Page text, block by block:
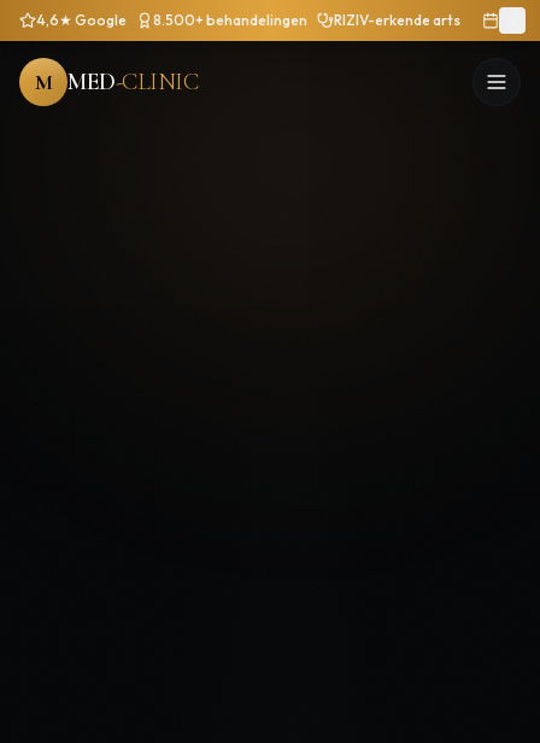
4,6★ Google 8.500+ behandelingen RIZIV-erkende arts
M MED-CLINIC